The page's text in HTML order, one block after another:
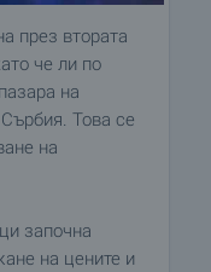
през втората
че ли по
на
Това се
на
започна
на цените и